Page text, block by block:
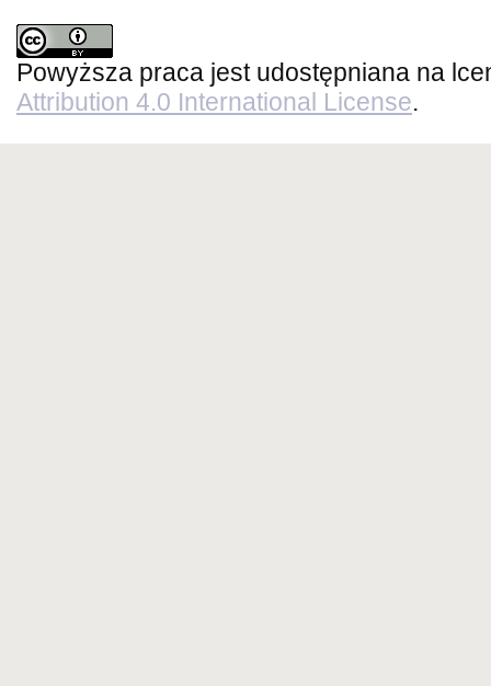
Powyższa praca jest udostępniana na
Attribution 4.0 International License.